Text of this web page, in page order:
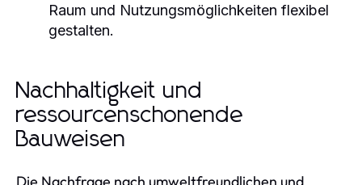
Raum und Nutzungsmöglichkeiten flexibel
gestalten.
Nachhaltigkeit und
ressourcenschonende
Bauweisen